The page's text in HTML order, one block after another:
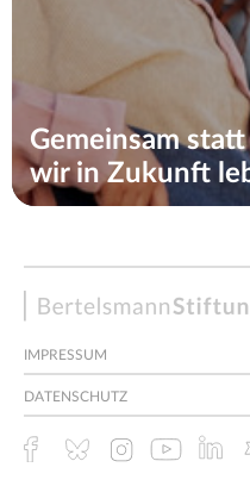
Gemeinsam
wir in Zukunft
Bertelsmann
Stiftung
IMPRESSUM
DATENSCHUTZ